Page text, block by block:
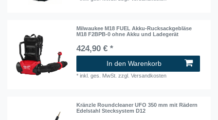
Milwaukee M18 FUEL Akku-Rucksackgebläse
M18 F2BPB-0 ohne Akku und Ladegerät
424,90 € *
In den Warenkorb
*inkl. ges. MwSt. zzgl.Versandkosten
Kränzle Roundcleaner UFO 350 mm mit Rädern
Edelstahl Stecksystem D12